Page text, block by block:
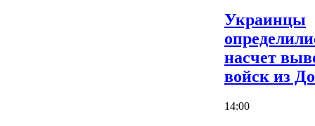
Украинцы
насчет
войск из
14:00